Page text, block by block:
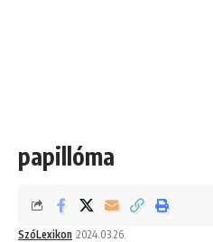
papillóma
SzóLexikon 2024.03.26.